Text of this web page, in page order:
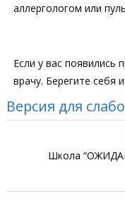
аллергологом или
Если у вас появились
врачу. Берегите себя
Версия для
Школа